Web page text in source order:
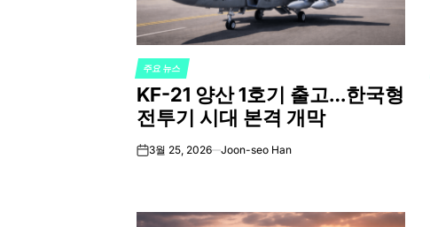
POSTED
IN
주요 뉴스
KF-21 양산 1호기 출고…한국형
전투기 시대 본격 개막
on3월 25, 2026 Joon-seo Han